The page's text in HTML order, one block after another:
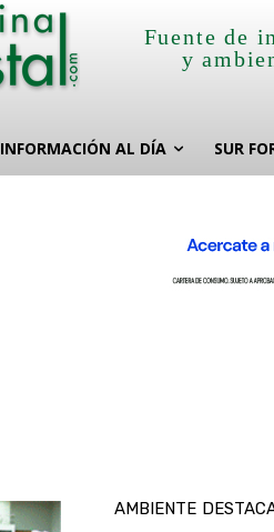
Fuente de
y
INFORMACIÓN AL DÍA SUR
AMBIENTE